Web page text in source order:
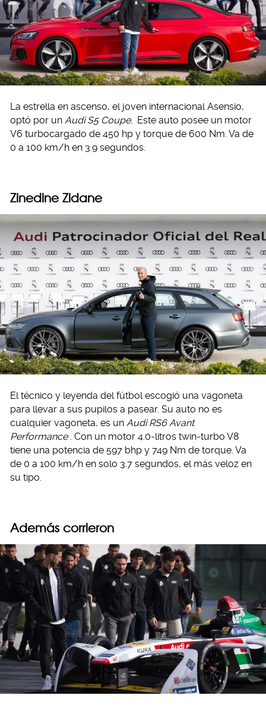
La estrella en ascenso, el joven internacional Asensio,
optó por un Audi S5 Coupe. Este auto posee un motor
V6 turbocargado de 450 hp y torque de 600 Nm. Va de
0 a 100 km/h en 3.9 segundos.
Zinedine Zidane
El técnico y leyenda del fútbol escogió una vagoneta
para llevar a sus pupilos a pasear. Su auto no es
cualquier vagoneta, es un Audi RS6 Avant
Performance . Con un motor 4.0-litros twin-turbo V8
tiene una potencia de 597 bhp y 749 Nm de torque. Va
de 0 a 100 km/h en solo 3.7 segundos, el más veloz en
su tipo.
Además corrieron